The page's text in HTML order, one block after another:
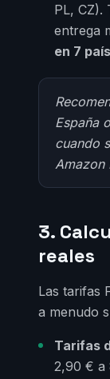
PL, CZ).
entrega
en 7
España
cuando
Amazon
3.
reales
Las tarifas
a menudo
Tarifas
2,90 € a